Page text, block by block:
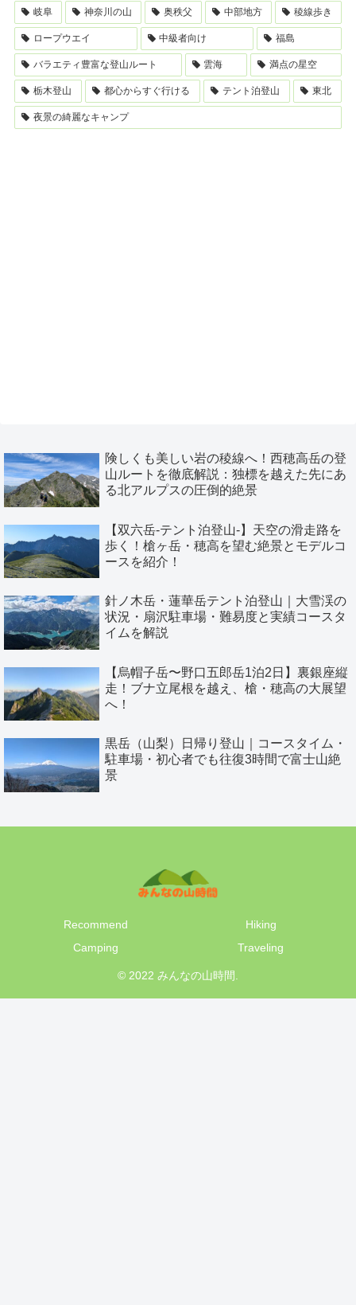
岐阜 神奈川の山 奥秩父 中部地方 稜線歩き
ロープウエイ 中級者向け 福島
バラエティ豊富な登山ルート 雲海 満点の星空
栃木登山 都心からすぐ行ける テント泊登山 東北
夜景の綺麗なキャンプ
険しくも美しい岩の稜線へ！西穂高岳の登
山ルートを徹底解説：独標を越えた先にあ
る北アルプスの圧倒的絶景
【双六岳-テント泊登山-】天空の滑走路を
歩く！槍ヶ岳・穂高を望む絶景とモデルコ
ースを紹介！
針ノ木岳・蓮華岳テント泊登山｜大雪渓の
状況・扇沢駐車場・難易度と実績コースタ
イムを解説
【烏帽子岳〜野口五郎岳1泊2日】裏銀座縦
走！ブナ立尾根を越え、槍・穂高の大展望
へ！
黒岳（山梨）日帰り登山｜コースタイム・
駐車場・初心者でも往復3時間で富士山絶
景
Recommend
Hiking
Camping
Traveling
© 2022 みんなの山時間.